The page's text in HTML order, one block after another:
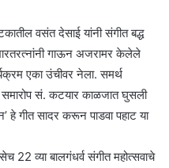
वसंत देसाई यांनी संगीत बद्ध
गाऊन अजरामर केलेले
एका उंचीवर नेला. समर्थ
समारोप सं. कटयार काळजात घुसली
हे गीत सादर करून पाडवा पहाट या
22 व्या बालगंधर्व संगीत महोत्सवाचे